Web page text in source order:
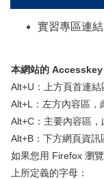
實習專區
實習專區連結
本網站的 Accesskey
Alt+U：上方頁首連結
Alt+L：左方內容區，
Alt+C：主要內容區，
Alt+B：下方網頁資訊
如果您用 Firefox 瀏
上所定義的字母：